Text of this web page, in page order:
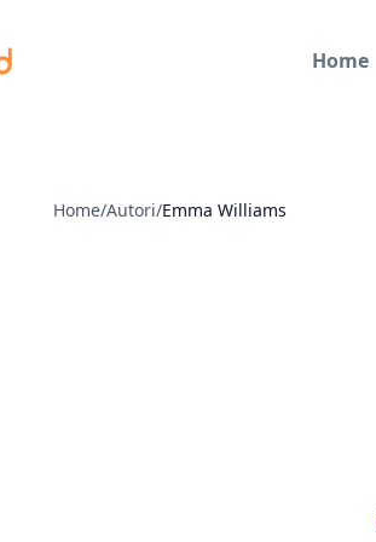
Home
Home/Autori/Emma Williams